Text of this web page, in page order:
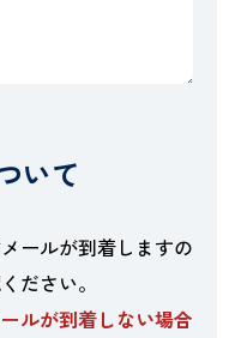
いて
ールが到着しますの
ださい。
ルが到着しない場合